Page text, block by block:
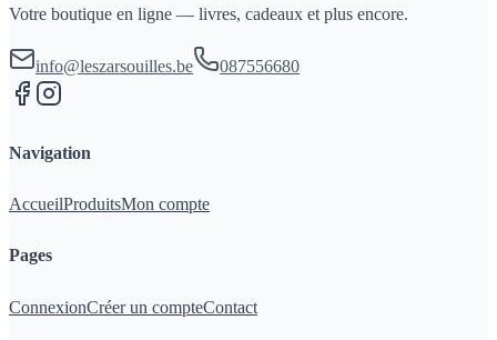
Votre boutique en ligne — livres, cadeaux et plus encore.
info@leszarsouilles.be 087556680
Navigation
AccueilProduitsMon compte
Pages
ConnexionCréer un compteContact